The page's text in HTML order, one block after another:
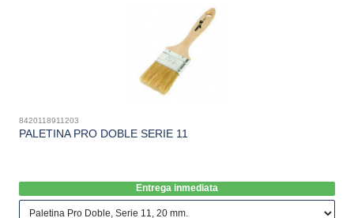
8420118911203
PALETINA PRO DOBLE SERIE 11
Entrega inmediata